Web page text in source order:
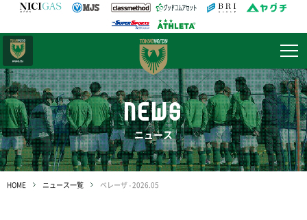
NEWS
ニュース
HOME ニュース一覧 ベレーザ - 2026.05